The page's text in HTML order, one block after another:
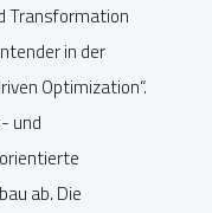
Transformation
in der
Optimization“.
und
ab. Die